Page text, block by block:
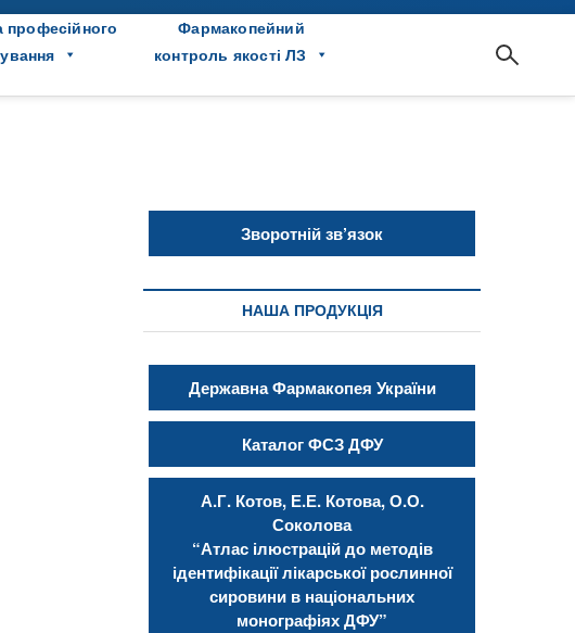
професійного
Фармакопейний
контроль якості ЛЗ
Зворотній зв’язок
НАША ПРОДУКЦІЯ
Державна Фармакопея України
Каталог ФСЗ ДФУ
А.Г. Котов, Е.Е. Котова, О.О.
Соколова
“Атлас ілюстрацій до методів
ідентифікації лікарської рослинної
сировини в національних
монографіях ДФУ”